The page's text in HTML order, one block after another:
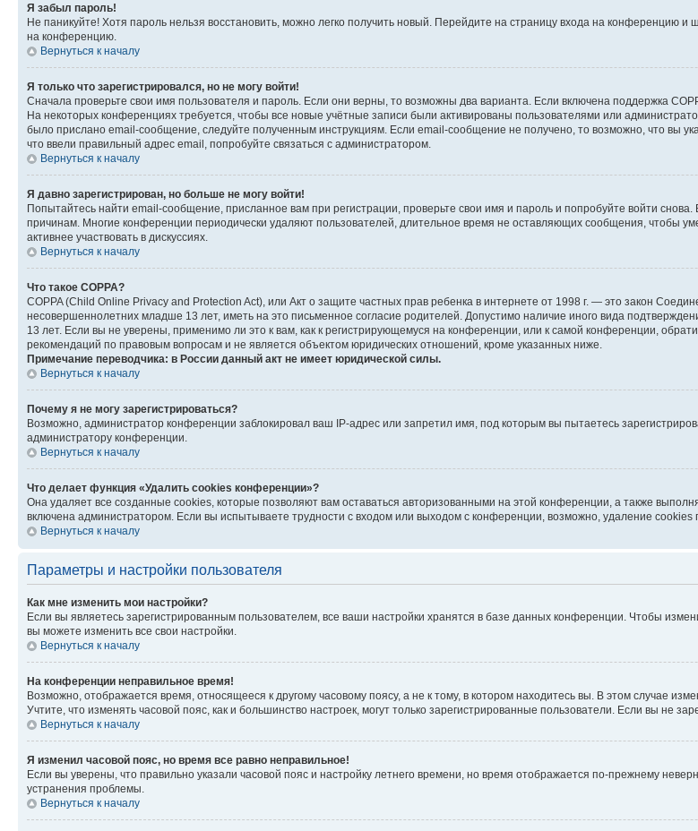
Я забыл пароль!
Не паникуйте! Хотя пароль нельзя восстановить, можно легко получить новый. Перейдите на страницу входа на конференцию и
на конференцию.
Вернуться к началу
Я только что зарегистрировался, но не могу войти!
Сначала проверьте свои имя пользователя и пароль. Если они верны, то возможны два варианта. Если включена поддержка
На некоторых конференциях требуется, чтобы все новые учётные записи были активированы пользователями или
было прислано email-сообщение, следуйте полученным инструкциям. Если email-сообщение не получено, то возможно, что вы
что ввели правильный адрес email, попробуйте связаться с администратором.
Вернуться к началу
Я давно зарегистрирован, но больше не могу войти!
Попытайтесь найти email-сообщение, присланное вам при регистрации, проверьте свои имя и пароль и попробуйте войти
причинам. Многие конференции периодически удаляют пользователей, длительное время не оставляющих сообщения, чтобы
активнее участвовать в дискуссиях.
Вернуться к началу
Что такое COPPA?
COPPA (Child Online Privacy and Protection Act), или Акт о защите частных прав ребенка в интернете от 1998 г. — это закон
несовершеннолетних младше 13 лет, иметь на это письменное согласие родителей. Допустимо наличие иного вида
13 лет. Если вы не уверены, применимо ли это к вам, как к регистрирующемуся на конференции, или к самой конференции,
рекомендаций по правовым вопросам и не является объектом юридических отношений, кроме указанных ниже.
Примечание переводчика: в России данный акт не имеет юридической силы.
Вернуться к началу
Почему я не могу зарегистрироваться?
Возможно, администратор конференции заблокировал ваш IP-адрес или запретил имя, под которым вы пытаетесь
администратору конференции.
Вернуться к началу
Что делает функция «Удалить cookies конференции»?
Она удаляет все созданные cookies, которые позволяют вам оставаться авторизованными на этой конференции, а также
включена администратором. Если вы испытываете трудности с входом или выходом с конференции, возможно, удаление cookies
Вернуться к началу
Параметры и настройки пользователя
Как мне изменить мои настройки?
Если вы являетесь зарегистрированным пользователем, все ваши настройки хранятся в базе данных конференции. Чтобы
вы можете изменить все свои настройки.
Вернуться к началу
На конференции неправильное время!
Возможно, отображается время, относящееся к другому часовому поясу, а не к тому, в котором находитесь вы. В этом случае
Учтите, что изменять часовой пояс, как и большинство настроек, могут только зарегистрированные пользователи. Если вы не
Вернуться к началу
Я изменил часовой пояс, но время все равно неправильное!
Если вы уверены, что правильно указали часовой пояс и настройку летнего времени, но время отображается по-прежнему
устранения проблемы.
Вернуться к началу